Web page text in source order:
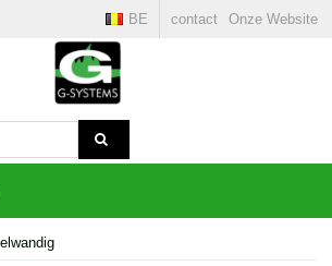
contact Onze Website
BE